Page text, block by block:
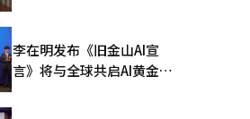
李在明发布《旧金山AI宣
言》将与全球共启AI黄金时